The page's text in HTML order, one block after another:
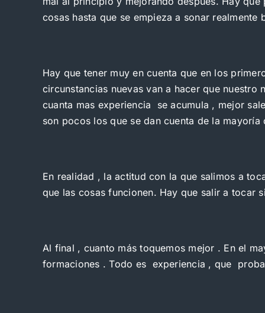
cosas hasta que se empieza a sonar
Hay que tener muy en cuenta que en los
circunstancias nuevas van a hacer que nuestro
cuanta mas experiencia se acumula , mejor
son pocos los que se dan cuenta de la mayoría
En realidad , la actitud con la que salimos a
que las cosas funcionen. Hay que salir a tocar
Al final , cuanto más toquemos mejor . En el
formaciones . Todo es experiencia , que